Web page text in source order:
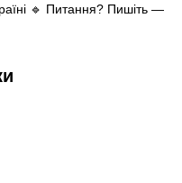
🔹 Питання? Пишіть —